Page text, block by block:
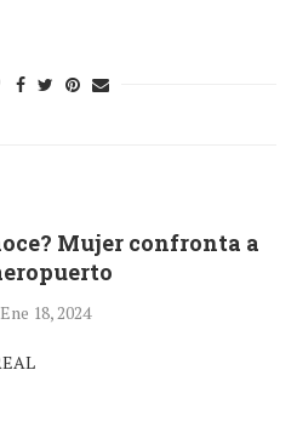
Mujer confronta a
Ene 18, 2024